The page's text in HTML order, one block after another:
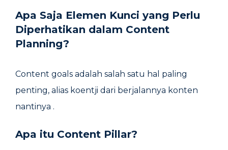
Apa Saja Elemen Kunci yang Perlu
Diperhatikan dalam Content
Planning?
Content goals adalah salah satu hal paling
penting, alias koentji dari berjalannya konten
nantinya .
Apa itu Content Pillar?